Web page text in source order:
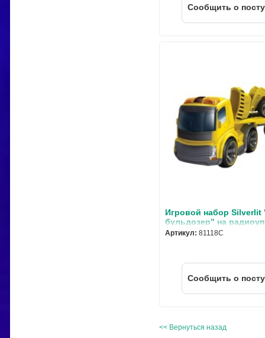
Cообщить о
Игровой набор Silverlit
бульдозер" на
серия "Power in fun"
Артикул: 81118C
Cообщить о
<< Вернуться назад